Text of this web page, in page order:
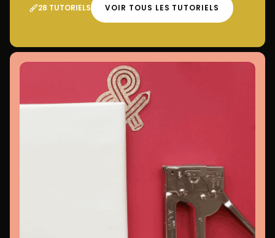
28 TUTORIELS VOIR TOUS LES TUTORIELS